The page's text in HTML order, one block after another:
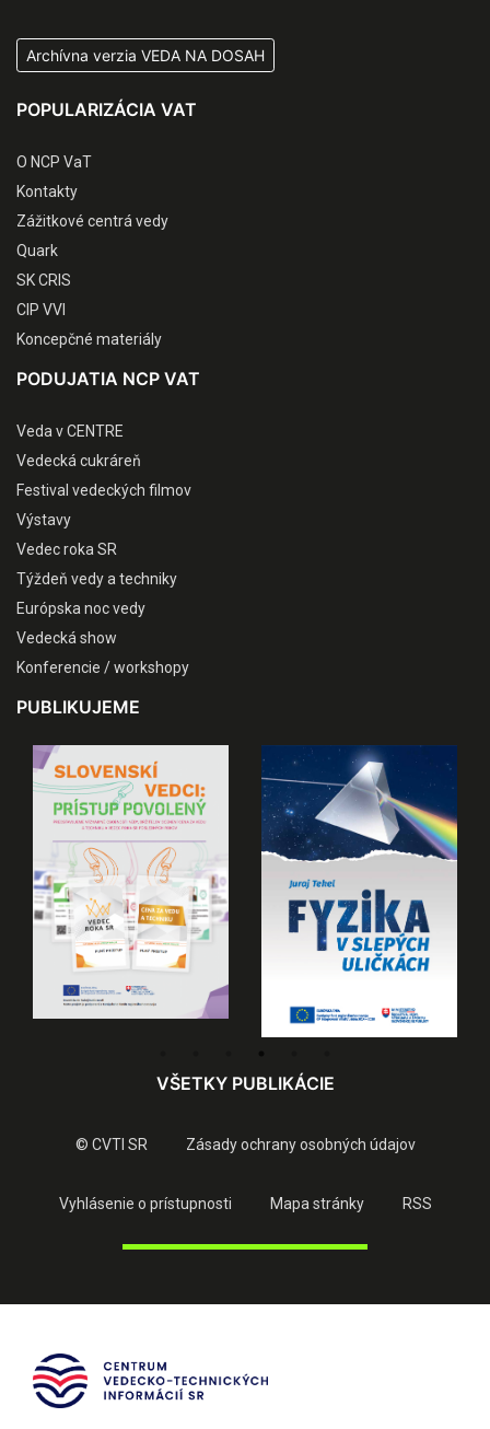
Archívna verzia VEDA NA DOSAH
POPULARIZÁCIA VAT
O NCP VaT
Kontakty
Zážitkové centrá vedy
Quark
SK CRIS
CIP VVI
Koncepčné materiály
PODUJATIA NCP VAT
Veda v CENTRE
Vedecká cukráreň
Festival vedeckých filmov
Výstavy
Vedec roka SR
Týždeň vedy a techniky
Európska noc vedy
Vedecká show
Konferencie / workshopy
PUBLIKUJEME
VŠETKY PUBLIKÁCIE
© CVTI SR Zásady ochrany osobných údajov
Vyhlásenie o prístupnosti Mapa stránky RSS